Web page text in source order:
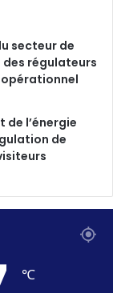
secteur de
des régulateurs
opérationnel
de l’énergie
de
℃